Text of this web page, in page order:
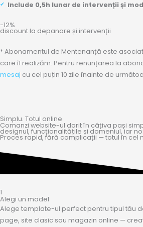
Include 0,5h lunar de intervenții și
-12%
discount la depanare și intervenții
* Abonamentul de Mentenanță este
care îl realizăm. Pentru renunțarea la
mesaj cu cel puțin 10 zile înainte de
Simplu. Totul online
Comanzi website-ul dorit în câțiva pași
designul, funcționalitățile și domeniul, iar
Proces rapid, fără complicații — totul în cel
1
Alegi un model
Alege template-ul perfect pentru tipul tău
page, site clasic sau magazin online —